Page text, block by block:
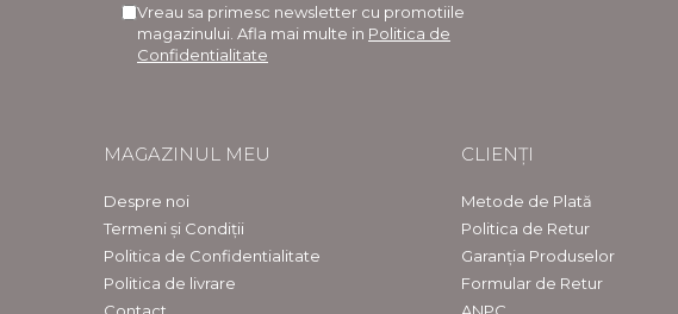
Vreau sa primesc newsletter cu promotiile
magazinului. Afla mai multe in Politica de
Confidentialitate
MAGAZINUL MEU
Despre noi
Termeni și Condiții
Politica de Confidentialitate
Politica de livrare
Contact
CLIENȚI
Metode de Plată
Politica de Retur
Garanția Produselor
Formular de Retur
ANPC